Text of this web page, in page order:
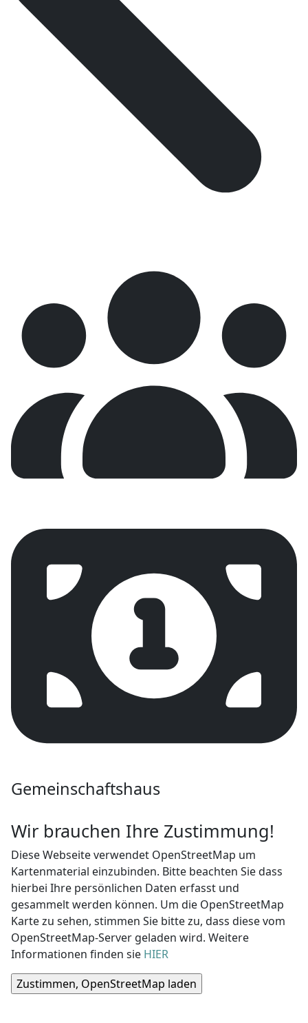
Gemeinschaftshaus
Wir brauchen Ihre Zustimmung!
Diese Webseite verwendet OpenStreetMap um
Kartenmaterial einzubinden. Bitte beachten Sie dass
hierbei Ihre persönlichen Daten erfasst und
gesammelt werden können. Um die OpenStreetMap
Karte zu sehen, stimmen Sie bitte zu, dass diese vom
OpenStreetMap-Server geladen wird. Weitere
Informationen finden sie HIER